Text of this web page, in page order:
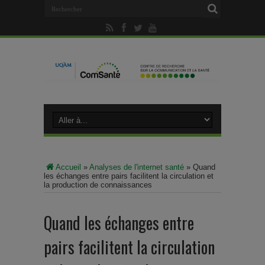
Accueil » Analyses de l'internet santé » Quand
les échanges entre pairs facilitent la circulation et
la production de connaissances
Quand les échanges entre
pairs facilitent la circulation